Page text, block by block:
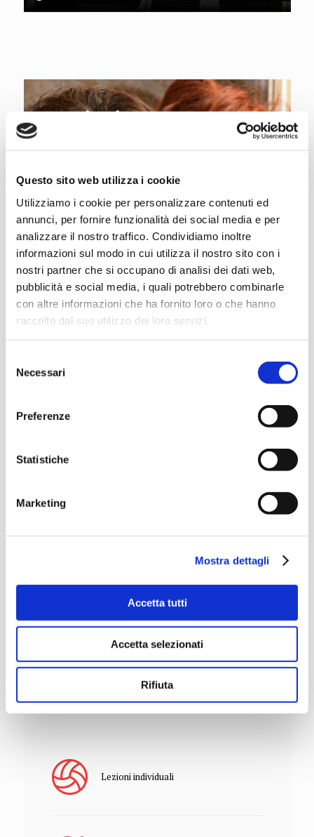
Questo sito web utilizza i cookie
Utilizziamo i cookie per personalizzare contenuti ed
annunci, per fornire funzionalità dei social media e per
analizzare il nostro traffico. Condividiamo inoltre
informazioni sul modo in cui utilizza il nostro sito con i
nostri partner che si occupano di analisi dei dati web,
pubblicità e social media, i quali potrebbero combinarle
con altre informazioni che ha fornito loro o che hanno
raccolto dal suo utilizzo dei loro servizi.
delNecessari
Preferenze
Statistiche
Marketing
Mostra dettagli
Accetta tutti
Accetta selezionati
Rifiuta
Lezioni
Lezioni individuali